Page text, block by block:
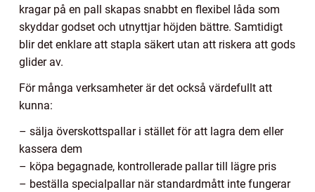
kragar på en pall skapas snabbt en flexibel låda som
skyddar godset och utnyttjar höjden bättre. Samtidigt
blir det enklare att stapla säkert utan att riskera att gods
glider av.
För många verksamheter är det också värdefullt att
kunna:
– sälja överskottspallar i stället för att lagra dem eller
kassera dem
– köpa begagnade, kontrollerade pallar till lägre pris
– beställa specialpallar när standardmått inte fungerar